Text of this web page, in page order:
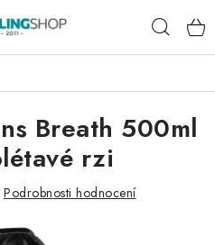
Breath 500ml
rzi
Podrobnosti hodnocení